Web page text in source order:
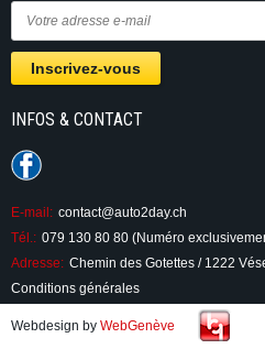
INFOS & CONTACT
E-mail: contact@auto2day.ch
Tél.: 079 130 80 80 (Numéro
Adresse: Chemin des Gotettes / 1222
Conditions générales
Webdesign by WebGenève